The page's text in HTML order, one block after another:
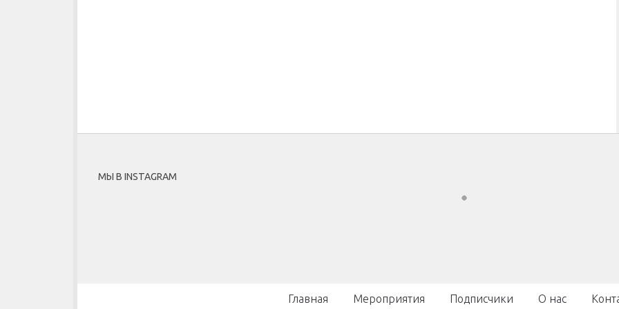
МЫ В INSTAGRAM
Главная Мероприятия Подписчики О нас